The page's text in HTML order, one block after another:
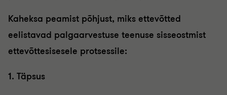
Kaheksa peamist põhjust, miks ettevõtted
eelistavad palgaarvestuse teenuse sisseostmist
ettevõttesisesele protsessile:
1. Täpsus